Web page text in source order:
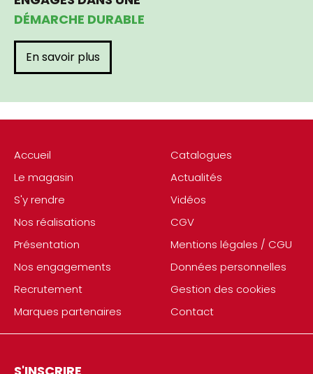
Accueil
Le magasin
S'y rendre
Nos réalisations
Présentation
Nos engagements
Recrutement
Marques partenaires
Catalogues
Actualités
Vidéos
CGV
Mentions légales / CGU
Données personnelles
Gestion des cookies
Contact
DÉMARCHE DURABLE
En savoir plus